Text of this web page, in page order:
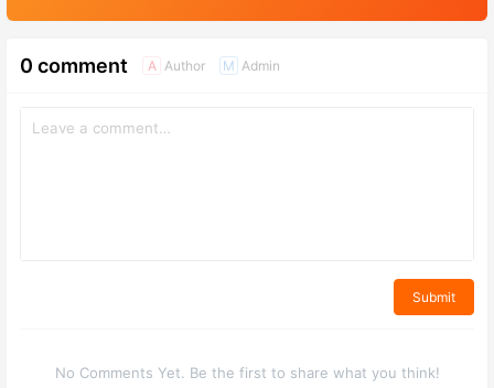
0 comment A Author M Admin
Submit
No Comments Yet. Be the first to share what you think!